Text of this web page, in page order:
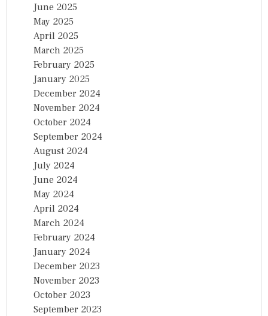
June 2025
May 2025
April 2025
March 2025
February 2025
January 2025
December 2024
November 2024
October 2024
September 2024
August 2024
July 2024
June 2024
May 2024
April 2024
March 2024
February 2024
January 2024
December 2023
November 2023
October 2023
September 2023